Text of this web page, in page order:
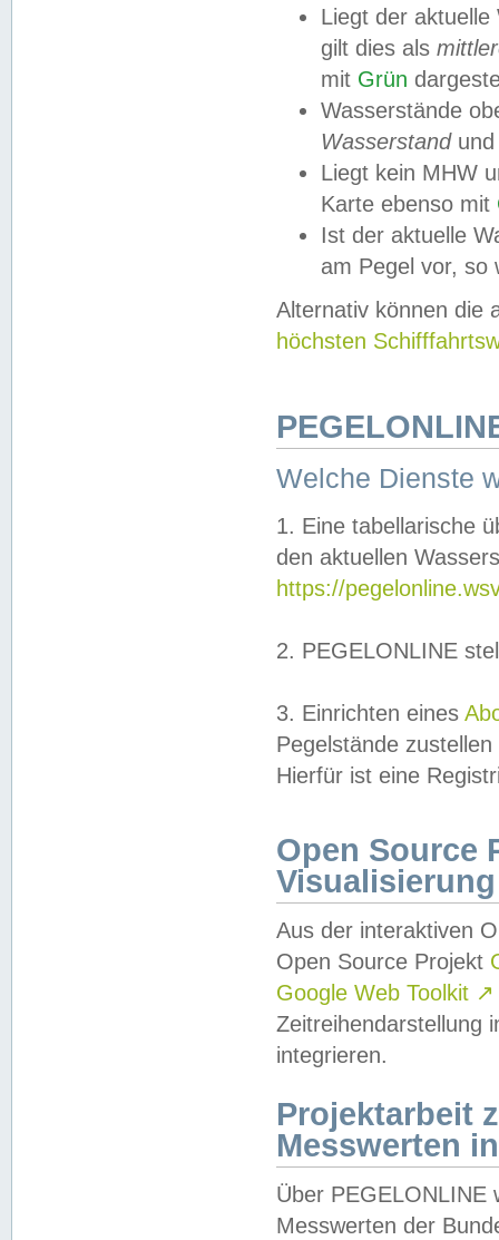
Liegt der
gilt dies als
mit Grün
Wasserstände
Wasserstandund
Liegt kein MHW
Karte ebenso mit
Ist der aktuelle
am Pegel vor,
Alternativ können die
höchsten
Welche Dienste
1. Eine tabellarische
den aktuellen
https://
2. PEGELONLINE
3. Einrichten eines
Pegelstände
Hierfür ist eine
Open Source
Visualisierung
Aus der interaktiven
Open Source Projekt
Google Web Toolkit ↗
Zeitreihendarstellung
integrieren.
Projektarbeit
Messwerten
Über PEGELONLINE
Messwerten der